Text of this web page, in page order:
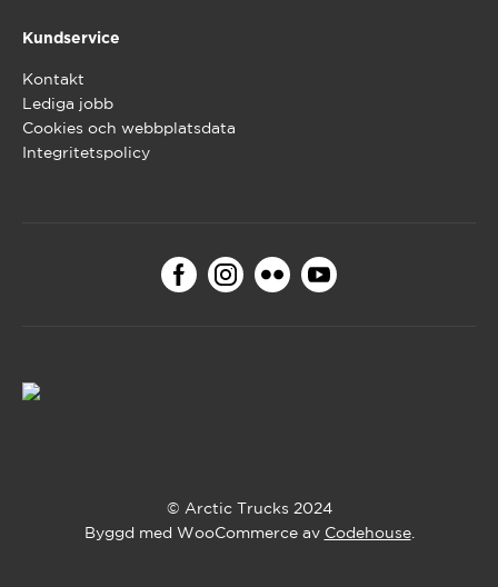
Kundservice
Kontakt
Lediga jobb
Cookies och webbplatsdata
Integritetspolicy
© Arctic Trucks 2024
Byggd med WooCommerce av Codehouse.